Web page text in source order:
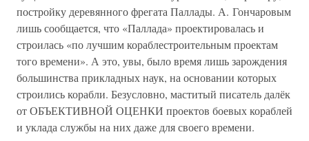
постройку деревянного фрегата Паллады. А. Гончаровым
лишь сообщается, что «Паллада» проектировалась и
строилась «по лучшим кораблестроительным проектам
того времени». А это, увы, было время лишь зарождения
большинства прикладных наук, на основании которых
строились корабли. Безусловно, маститый писатель далёк
от ОБЪЕКТИВНОЙ ОЦЕНКИ проектов боевых кораблей
и уклада службы на них даже для своего времени.